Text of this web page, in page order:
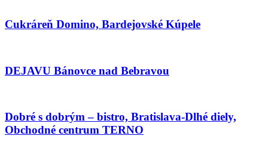
Cukráreň Domino, Bardejovské Kúpele
DEJAVU Bánovce nad Bebravou
Dobré s dobrým – bistro, Bratislava-Dlhé diely,
Obchodné centrum TERNO